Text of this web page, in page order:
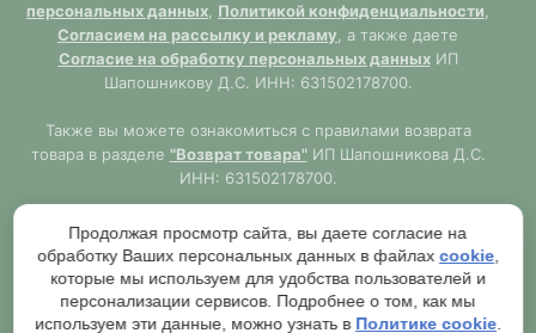
персональных данных Политикой конфиденциальности
Согласием на рассылку и рекламу , а также даете
Согласие на обработку персональных данныхИП
Шапошникову Д.С. ИНН: 631502178700.
Также вы можете ознакомиться с правилами возврата
товара в разделе "Возврат товара"ИП Шапошникова Д.С.
ИНН: 631502178700.
https://samara777.ru
не является публичной офертой,
ВСЯ информация размещена в ознакомительных целях.
Согласно правилам описанным в разделе"Публичная
оферта"публичная оферта используется только при
обязательном оформлении заказа через Оператора сайта
Продолжая просмотр сайта, вы даете согласие на
обработку Ваших персональных данных в файлах cookie
которые мы используем для удобства пользователей и
персонализации сервисов. Подробнее о том, как мы
используем эти данные, можно узнать в Политике cookie